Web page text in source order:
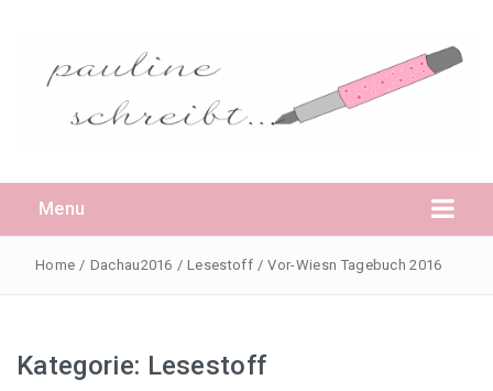
Menu
Pauline
Home / Dachau2016 / Lesestoff / Vor-Wiesn Tagebuch 2016
Kategorie: Lesestoff